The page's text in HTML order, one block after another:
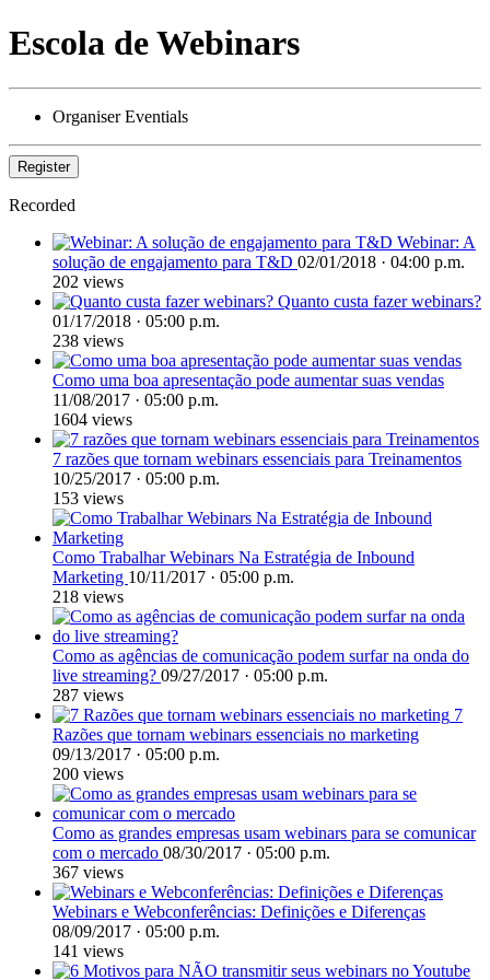
Escola de Webinars
Organiser Eventials
Register
Recorded
Webinar: A
solução de engajamento para T&D 02/01/2018 · 04:00 p.m.
202 views
Quanto custa fazer webinars?
01/17/2018 · 05:00 p.m.
238 views
Como uma boa apresentação pode aumentar suas vendas
11/08/2017 · 05:00 p.m.
1604 views
7 razões que tornam webinars essenciais para Treinamentos
10/25/2017 · 05:00 p.m.
153 views
Como Trabalhar Webinars Na Estratégia de Inbound
Marketing 10/11/2017 · 05:00 p.m.
218 views
Como as agências de comunicação podem surfar na onda do
live streaming? 09/27/2017 · 05:00 p.m.
287 views
7
Razões que tornam webinars essenciais no marketing
09/13/2017 · 05:00 p.m.
200 views
Como as grandes empresas usam webinars para se comunicar
com o mercado 08/30/2017 · 05:00 p.m.
367 views
Webinars e Webconferências: Definições e Diferenças
08/09/2017 · 05:00 p.m.
141 views